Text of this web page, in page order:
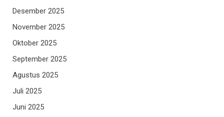
Desember 2025
November 2025
Oktober 2025
September 2025
Agustus 2025
Juli 2025
Juni 2025